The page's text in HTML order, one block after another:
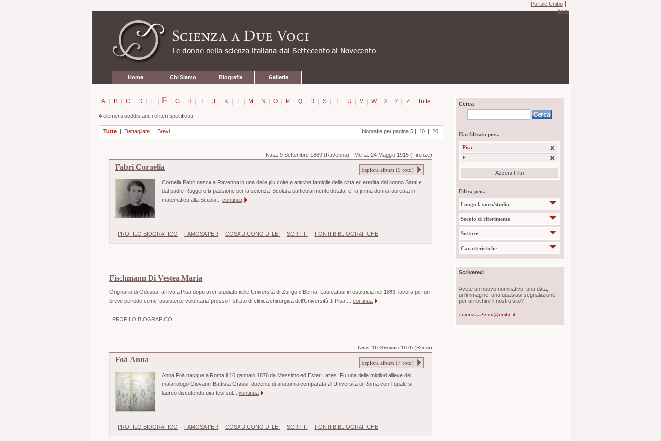
contenuti.
navigazione
Portale Unibo
login
Home Chi Siamo Biografie Galleria
A | B | C | D | E | F | G | H | I | J | K | L | M | N | O | P | Q | R | S | T | U | V | W | X | Y | Z | Tutte
4elementi soddisfano i criteri specificati
Tutte Dettagliate Brevi biografie per pagina 5 10 20
Nata:9 Settembre 1869 (Ravenna) - Morta:24 Maggio 1915 (Firenze)
Fabri Cornelia Esplora album (9 foto)
Cornelia Fabri nasce a Ravenna in una delle più colte e antiche famiglie della città ed eredita dal nonno Santi e
dal padre Ruggero la passione per la scienza. Scolara particolarmente dotata, è la prima donna laureata in
matematica alla Scuola... continua
PROFILO BIOGRAFICO FAMOSA PER COSA DICONO DI LEI SCRITTI FONTI BIBLIOGRAFICHE
Fischmann Di Vestea Maria
Originaria di Odessa, arriva a Pisa dopo aver studiato nelle Università di Zurigo e Berna. Laureatasi in ostetricia nel 1893, lavora per un
breve periodo come ‘assistente volontaria’ presso l’Istituto di clinica chirurgica dell’Università di Pisa....continua
PROFILO BIOGRAFICO
Nata: 16 Gennaio 1876 (Roma)
Foà Anna Esplora album (7 foto)
Anna Foà nacque a Roma il 16 gennaio 1876 da Massimo ed Ester Lattes. Fu una delle migliori allieve del
malariologo Giovanni Battista Grassi, docente di anatomia comparata all’Università di Roma con il quale si
laureò discutendo una tesi sul... continua
PROFILO BIOGRAFICO FAMOSA PER COSA DICONO DI LEI SCRITTI FONTI BIBLIOGRAFICHE
Cerca
Hai filtrato per...
Pisa
F
Azzera Filtri
Filtra per...
Luogo lavoro/studio
Secolo di riferimento
Settore
Caratteristiche
Scriveteci
Avete un nuovo nominativo, una data,
un'immagine, una qualsiasi segnalazione
per arricchire il nostro sito?
scienzaa2voci@unibo.it